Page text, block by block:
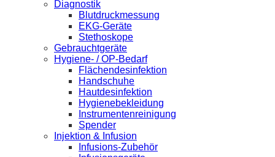
Diagnostik
Blutdruckmessung
EKG-Geräte
Stethoskope
Gebrauchtgeräte
Hygiene- / OP-Bedarf
Flächendesinfektion
Handschuhe
Hautdesinfektion
Hygienebekleidung
Instrumentenreinigung
Spender
Injektion & Infusion
Infusions-Zubehör